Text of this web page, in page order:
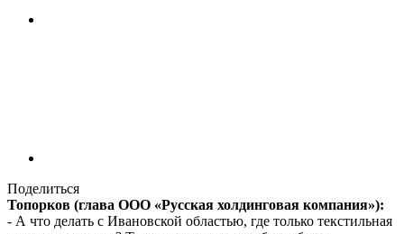
Поделиться
Топорков (глава ООО «Русская холдинговая компания»):
- А что делать с Ивановской областью, где только текстильная